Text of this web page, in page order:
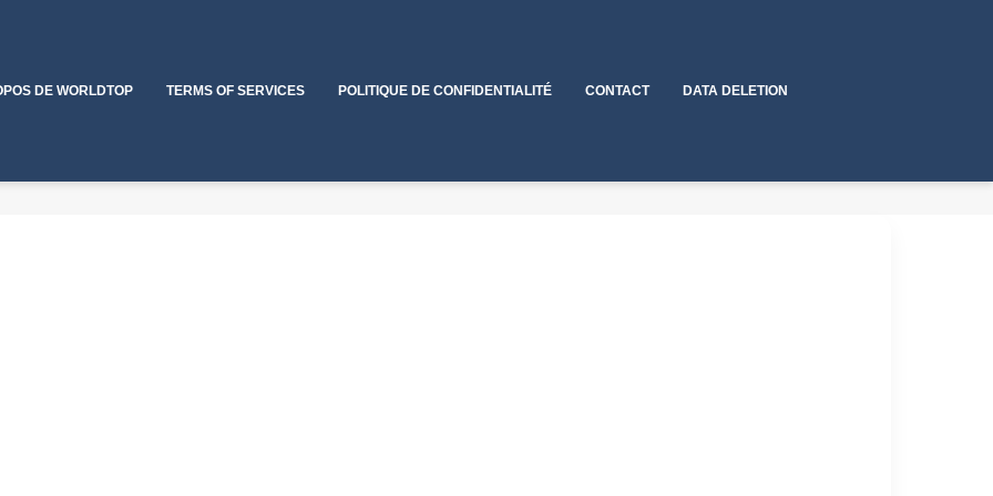
DE WORLDTOP TERMS OF SERVICES POLITIQUE DE CONFIDENTIALITÉ CONTACT DATA DELETION